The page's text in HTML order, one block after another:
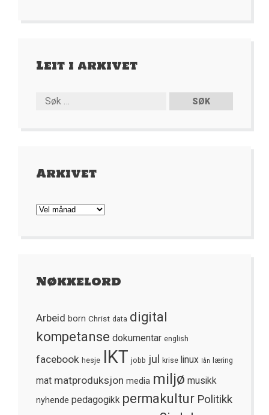
Leit i arkivet
Arkivet
Arkivet
Nøkkelord
Arbeid born Christ data digital
kompetanse dokumentar english
facebook hesje IKT jobb jul krise linux lån læring
mat matproduksjon media miljø musikk
nyhende pedagogikk permakultur Politikk